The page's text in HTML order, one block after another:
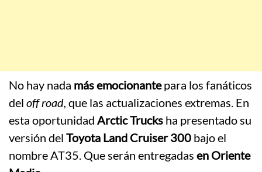
No hay nada más emocionantepara los fanáticos
del off road, que las actualizaciones extremas. En
esta oportunidad Arctic Trucks ha presentado su
versión del Toyota Land Cruiser 300 bajo el
nombre AT35. Que serán entregadas en Oriente